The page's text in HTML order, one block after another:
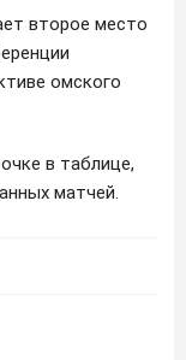
второе место
омского
в таблице,
матчей.